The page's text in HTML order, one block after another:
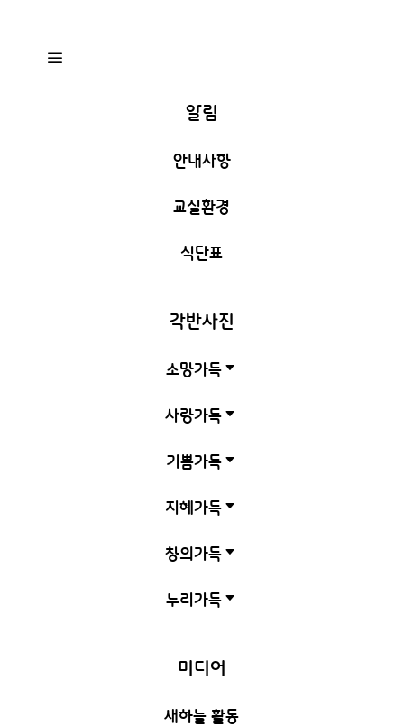
a
알림
안내사항
교실환경
식단표
각반사진
소망가득C
사랑가득 C
기쁨가득C
지혜가득 C
창의가득 C
누리가득C
미디어
새하늘 활동